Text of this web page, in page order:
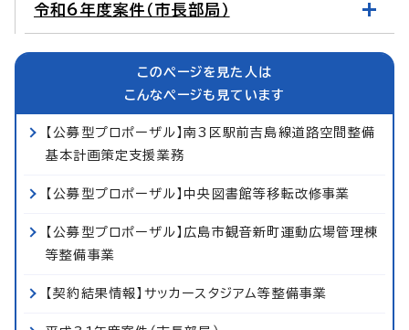
令和6年度案件（市長部局）
このページを見た人は
こんなページも見ています
【公募型プロポーザル】南3区駅前吉島線道路空間整備
基本計画策定支援業務
【公募型プロポーザル】中央図書館等移転改修事業
【公募型プロポーザル】広島市観音新町運動広場管理棟
等整備事業
【契約結果情報】サッカースタジアム等整備事業